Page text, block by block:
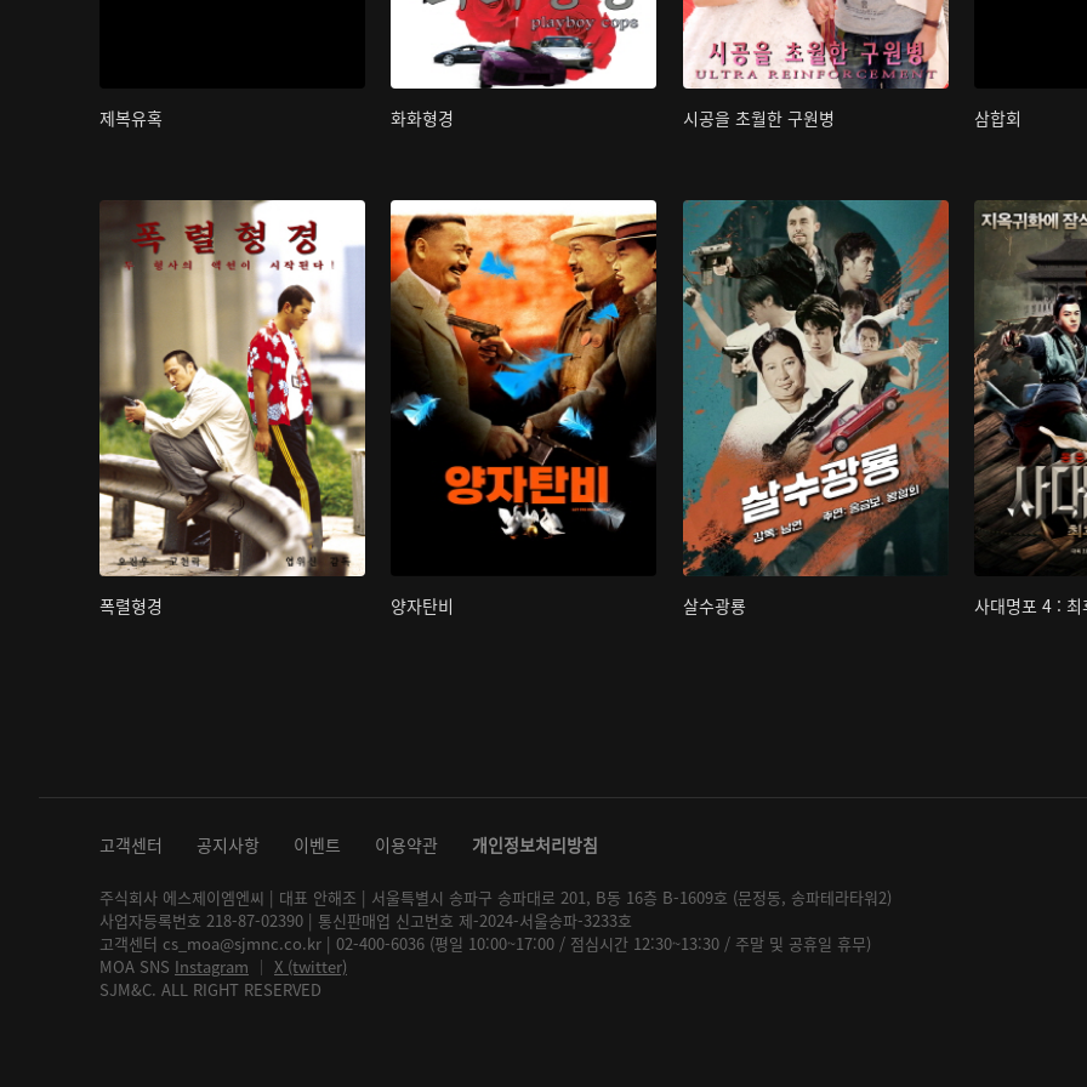
제복유혹 화화형경 시공을 초월한 구원병 삼합회
폭렬형경 양자탄비 살수광룡 사대명포 4 : 최
고객센터 공지사항 이벤트 이용약관 개인정보처리방침
주식회사 에스제이엠엔씨 | 대표 안해조 | 서울특별시 송파구 송파대로 201, B동 16층 B-1609호 (문정동, 송파테라타워2)
사업자등록번호 218-87-02390 | 통신판매업 신고번호 제-2024-서울송파-3233호
고객센터 cs_moa@sjmnc.co.kr | 02-400-6036 (평일 10:00~17:00 / 점심시간 12:30~13:30 / 주말 및 공휴일 휴무)
MOA SNS Instagram │ X (twitter)
SJM&C. ALL RIGHT RESERVED